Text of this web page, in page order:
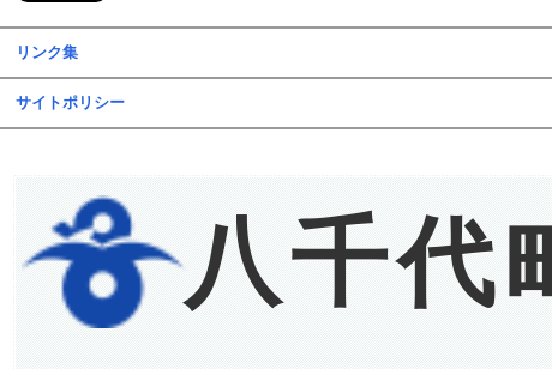
リンク集
サイトポリシー
八千代